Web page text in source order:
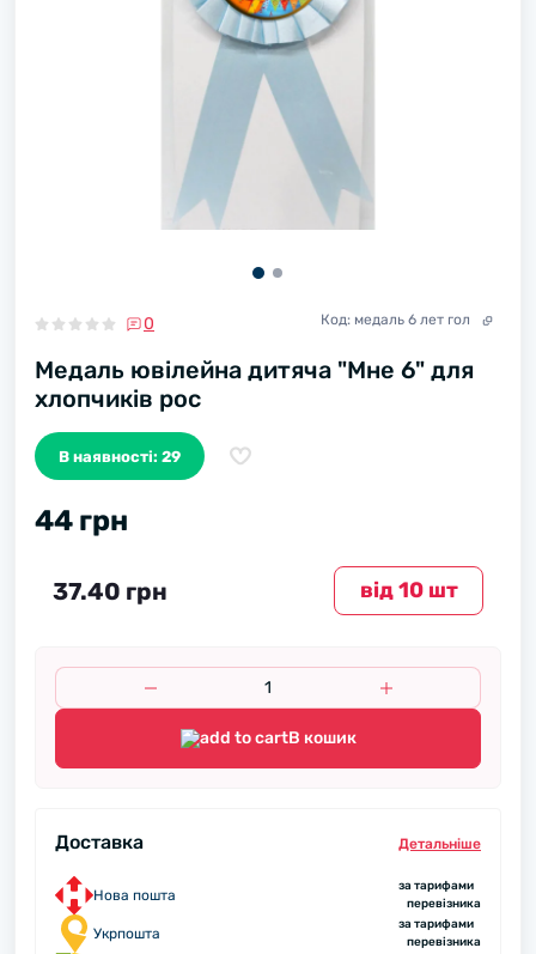
0 Код: медаль 6 лет гол
Медаль ювілейна дитяча "Мне 6" для
хлопчиків рос
В наявності: 29
44 грн
вiд 10 шт
37.40 грн
В кошик
Доставка Детальнiше
Нова пошта
за тарифами
перевізника
Укрпошта
за тарифами
перевізника